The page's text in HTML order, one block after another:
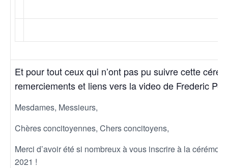
Et pour tout ceux qui n’ont pas pu suivre cette
remerciements et liens vers la video de Frederic
Mesdames, Messieurs,
Chères concitoyennes, Chers concitoyens,
Merci d’avoir été si nombreux à vous inscrire à la
2021 !